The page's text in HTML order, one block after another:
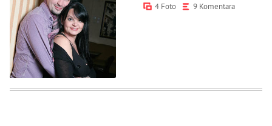
4 Foto 9 Komentara